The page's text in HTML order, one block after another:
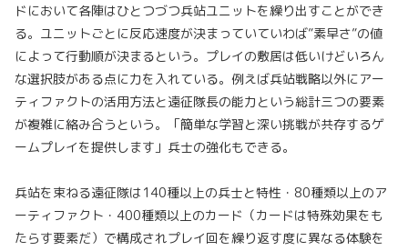
ドにおいて各陣はひとつづつ兵站ユニットを繰り出すことができ
る。ユニットごとに反応速度が決まっていていわば”素早さ”の値
によって行動順が決まるという。プレイの敷居は低いけどいろん
な選択肢がある点に力を入れている。例えば兵站戦略以外にアー
ティファクトの活用方法と遠征隊長の能力という総計三つの要素
が複雑に絡み合うという。「簡単な学習と深い挑戦が共存するゲ
ームプレイを提供します」兵士の強化もできる。
兵站を束ねる遠征隊は140種以上の兵士と特性・80種類以上のア
ーティファクト・400種類以上のカード（カードは特殊効果をも
たらす要素だ）で構成されプレイ回を繰り返す度に異なる体験を